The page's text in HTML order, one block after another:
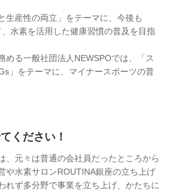
生産性の両立」をテーマに、今後も
水素を活用した健康習慣の普及を目指
める一般社団法人NEWSPOでは、「ス
」をテーマに、マイナースポーツの普
ください！
、元々は普通の会社員だったところから
や水素サロンROUTINA銀座の立ち上げ
れず多分野で事業を立ち上げ、かたちに